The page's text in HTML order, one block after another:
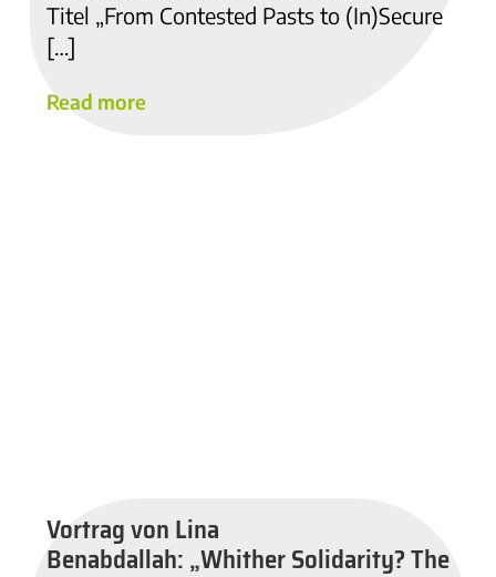
Titel „From Contested Pasts to (In)Secure
[…]
Read more
Vortrag von Lina
Benabdallah: „Whither Solidarity? The